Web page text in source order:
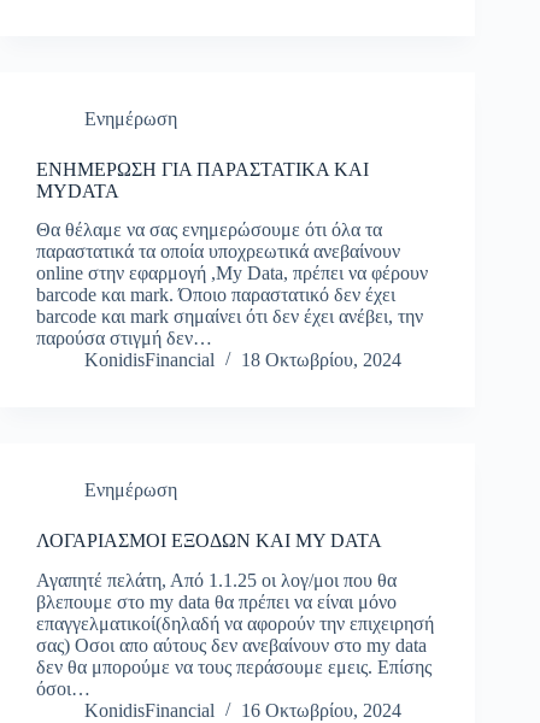
Ενημέρωση
ΕΝΗΜΕΡΩΣΗ ΓΙΑ ΠΑΡΑΣΤΑΤΙΚΑ ΚΑΙ
MYDATA
Θα θέλαμε να σας ενημερώσουμε ότι όλα τα
παραστατικά τα οποία υποχρεωτικά ανεβαίνουν
online στην εφαρμογή ,My Data, πρέπει να φέρουν
barcode και mark. Όποιο παραστατικό δεν έχει
barcode και mark σημαίνει ότι δεν έχει ανέβει, την
παρούσα στιγμή δεν…
KonidisFinancial
18 Οκτωβρίου, 2024
Ενημέρωση
ΛΟΓΑΡΙΑΣΜΟΙ ΕΞΟΔΩΝ ΚΑΙ MY DATA
Αγαπητέ πελάτη, Από 1.1.25 οι λογ/μοι που θα
βλεπουμε στο my data θα πρέπει να είναι μόνο
επαγγελματικοί(δηλαδή να αφορούν την επιχειρησή
σας) Οσοι απο αύτους δεν ανεβαίνουν στο my data
δεν θα μπορούμε να τους περάσουμε εμεις. Επίσης
όσοι…
KonidisFinancial
16 Οκτωβρίου, 2024